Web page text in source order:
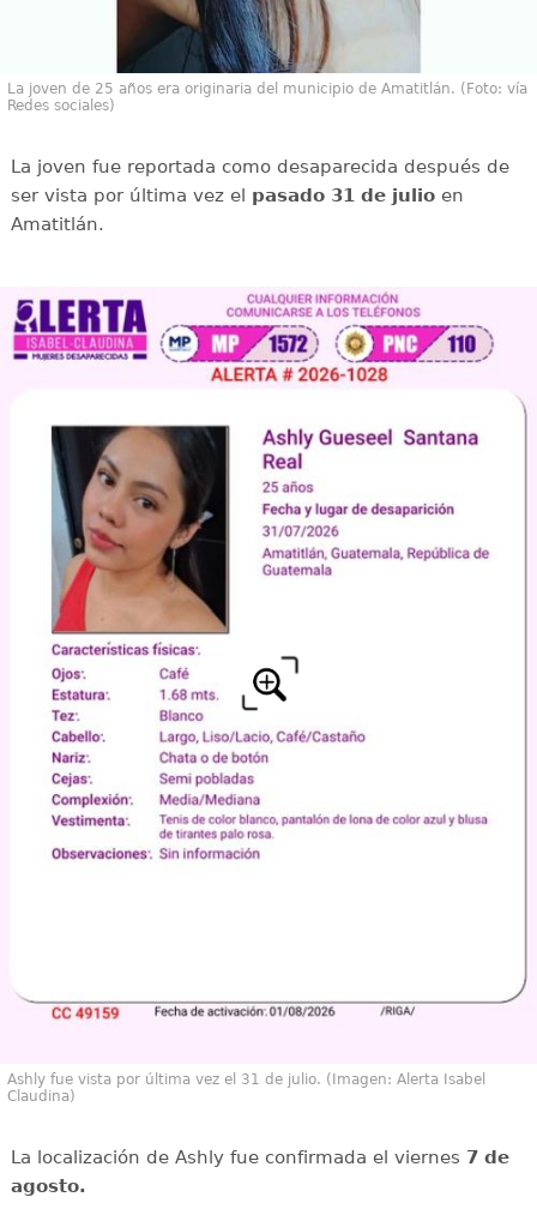
La joven de 25 años era originaria del municipio de Amatitlán. (Foto: vía
Redes sociales)
La joven fue reportada como desaparecida después de
ser vista por última vez el pasado 31 de julioen
Amatitlán.
Ashly fue vista por última vez el 31 de julio. (Imagen: Alerta Isabel
Claudina)
La localización de Ashly fue confirmada el viernes 7 de
agosto.